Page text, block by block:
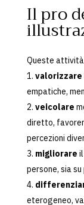
Il pro
Queste
valorizzare
empatiche,
veicolare
diretto,
percezioni
migliorare
persone, sia
eterogeneo,